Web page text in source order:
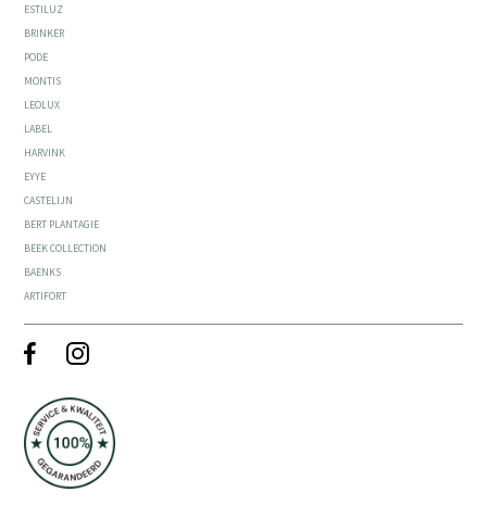
ESTILUZ
BRINKER
PODE
MONTIS
LEOLUX
LABEL
HARVINK
EYYE
CASTELIJN
BERT PLANTAGIE
BEEK COLLECTION
BAENKS
ARTIFORT